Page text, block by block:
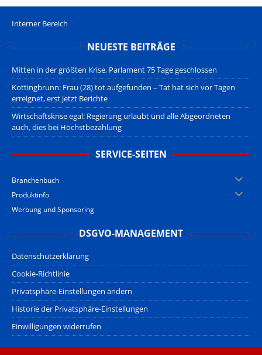
Interner Bereich
NEUESTE BEITRÄGE
Mitten in der größten Krise, Parlament 75 Tage geschlossen
Kottingbrunn: Frau (28) tot aufgefunden – Tat hat sich vor Tagen
erreignet, erst jetzt Berichte
Wirtschaftskrise egal: Regierung urlaubt und alle Abgeordneten
auch, dies bei Höchstbezahlung
SERVICE-SEITEN
Branchenbuch
Produktinfo
Werbung und Sponsoring
DSGVO-MANAGEMENT
Datenschutzerklärung
Cookie-Richtlinie
Privatsphäre-Einstellungen ändern
Historie der Privatsphäre-Einstellungen
Einwilligungen widerrufen